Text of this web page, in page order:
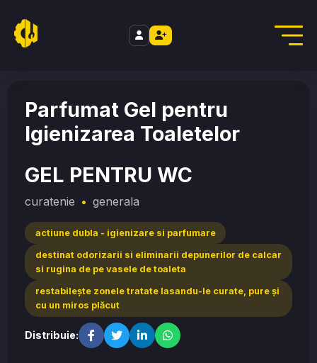
Parfumat Gel pentru
Igienizarea Toaletelor
GEL PENTRU WC
curatenie • generala
actiune dubla - igienizare si parfumare
destinat odorizarii si eliminarii depunerilor de calcar
si rugina de pe vasele de toaleta
restabileşte zonele tratate lasandu-le curate, pure şi
cu un miros plăcut
Distribuie: